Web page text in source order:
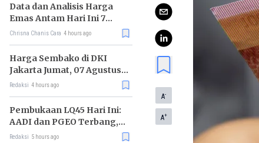
Data dan Analisis Harga
Emas Antam Hari Ini 7
Agustus 2026
Chrisna Chanis Cara 4 hours ago
Harga Sembako di DKI
Jakarta Jumat, 07 Agustus
2026, Daging Sapi Naik, Gas
Redaksi 4 hours ago
Pembukaan LQ45 Hari Ini:
AADI dan PGEO Terbang,
HRTA Tiarap
Redaksi 5 hours ago
A-
A+